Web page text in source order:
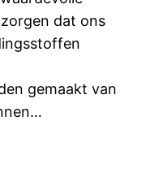
dat ons
gemaakt van